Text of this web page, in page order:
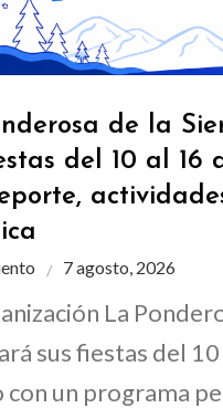
de la
del 10 al 16
7 agosto, 2026
La
sus fiestas del
con un programa